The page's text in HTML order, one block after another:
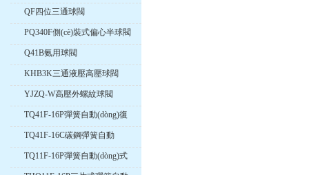
QF四位三通球閥
PQ340F側(cè)裝式偏心半球閥
Q41B氨用球閥
KHB3K三通液壓高壓球閥
YJZQ-W高壓外螺紋球閥
TQ41F-16P彈簧自動(dòng)復
(fù)位法蘭球閥
TQ41F-16C碳鋼彈簧自動
(dòng)歸位式球閥
TQ11F-16P彈簧自動(dòng)式
歸位球閥